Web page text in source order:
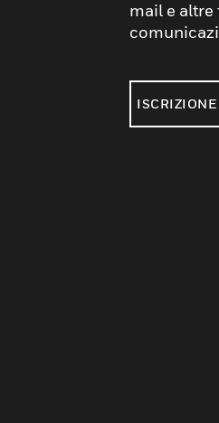
mail e altre
ISCRIZIONE